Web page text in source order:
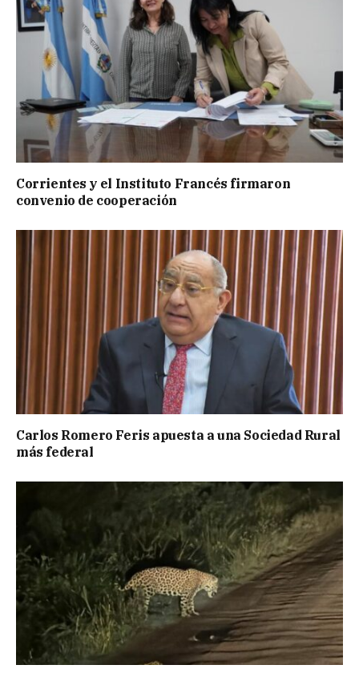
Corrientes y el Instituto Francés firmaron
convenio de cooperación
Carlos Romero Feris apuesta a una Sociedad Rural
más federal